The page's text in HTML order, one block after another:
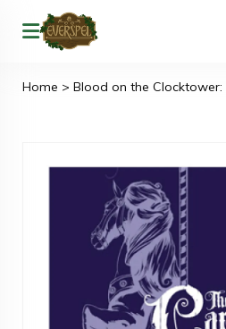
Home > Blood on the Clocktower: